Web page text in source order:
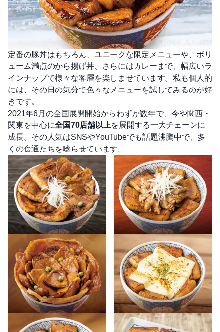
定番の豚丼はもちろん、ユニークな限定メニューや、ボリ
ューム満点のから揚げ丼、さらにはカレーまで、幅広いラ
インナップで様々な客層を楽しませています。私も個人的
には、その日の気分で色々なメニューを試してみるのが好
きです。
2021年6月の全国展開開始からわずか数年で、今や関西・
関東を中心に全国70店舗以上を展開する一大チェーンに
成長。その人気はSNSやYouTubeでも話題沸騰中で、多
くの食通たちを唸らせています。